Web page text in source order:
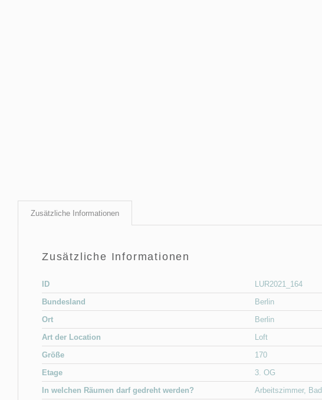
Zusätzliche Informationen
Zusätzliche Informationen
ID
LUR2021_164
Bundesland
Berlin
Ort
Berlin
Art der Location
Loft
Größe
170
Etage
3. OG
In welchen Räumen darf gedreht werden?
Arbeitszimmer, Bad